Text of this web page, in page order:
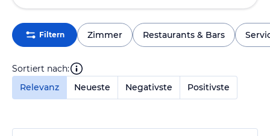
Filtern Zimmer Restaurants & Bars
Sortiert nach:
Relevanz
Neueste Negativste Positivste